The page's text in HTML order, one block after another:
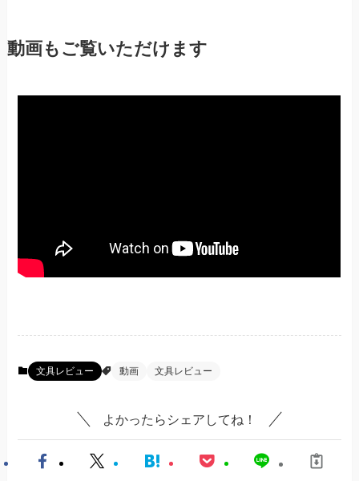
動画もご覧いただけます
文具レビュー 動画 文具レビュー
よかったらシェアしてね！